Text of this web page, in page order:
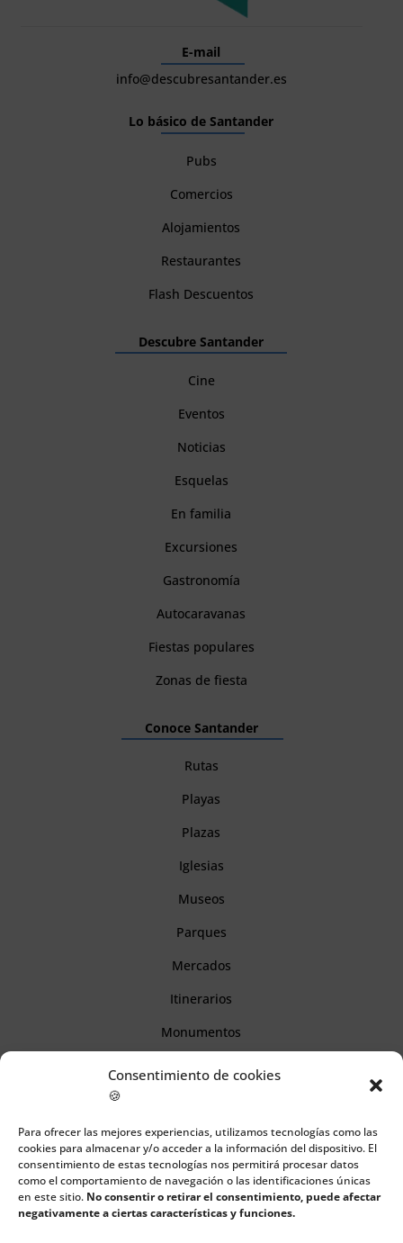
Consentimiento de cookies
🍪
Para ofrecer las mejores experiencias, utilizamos tecnologías como las
cookies para almacenar y/o acceder a la información del dispositivo. El
consentimiento de estas tecnologías nos permitirá procesar datos
como el comportamiento de navegación o las identificaciones únicas
en este sitio. No consentir o retirar el consentimiento, puede afectar
negativamente a ciertas características y funciones.
E-mail
info@descubresantander.es
Lo básico de Santander
Pubs
Comercios
Alojamientos
Restaurantes
Flash Descuentos
Descubre Santander
Cine
Eventos
Noticias
Esquelas
En familia
Excursiones
Gastronomía
Autocaravanas
Fiestas populares
Zonas de fiesta
Conoce Santander
Rutas
Playas
Plazas
Iglesias
Museos
Parques
Mercados
Itinerarios
Monumentos
Información
Aviso legal
Política de cookies